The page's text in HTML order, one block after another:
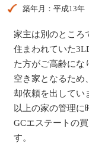
築年月：平成13年
家主は別のところ
住まわれていた
た方がご高齢にな
空き家となるため
却依頼を出してい
以上の家の管理に
GCエステートの
す。